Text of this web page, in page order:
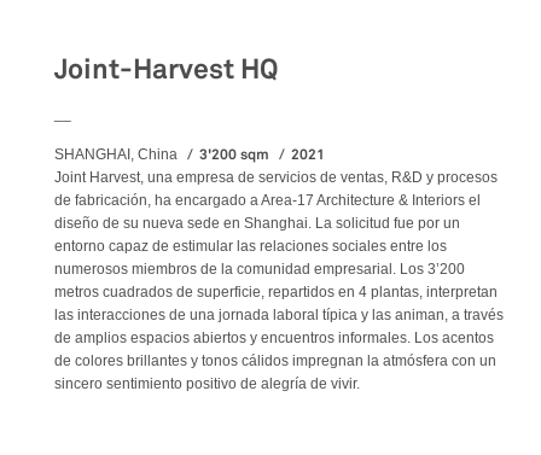
Joint-Harvest HQ
SHANGHAI, China 3'200 sqm 2021
Joint Harvest, una empresa de servicios de ventas, R&D y procesos
de fabricación, ha encargado a Area-17 Architecture & Interiors el
diseño de su nueva sede en Shanghai. La solicitud fue por un
entorno capaz de estimular las relaciones sociales entre los
numerosos miembros de la comunidad empresarial. Los 3’200
metros cuadrados de superficie, repartidos en 4 plantas, interpretan
las interacciones de una jornada laboral típica y las animan, a través
de amplios espacios abiertos y encuentros informales. Los acentos
de colores brillantes y tonos cálidos impregnan la atmósfera con un
sincero sentimiento positivo de alegría de vivir.